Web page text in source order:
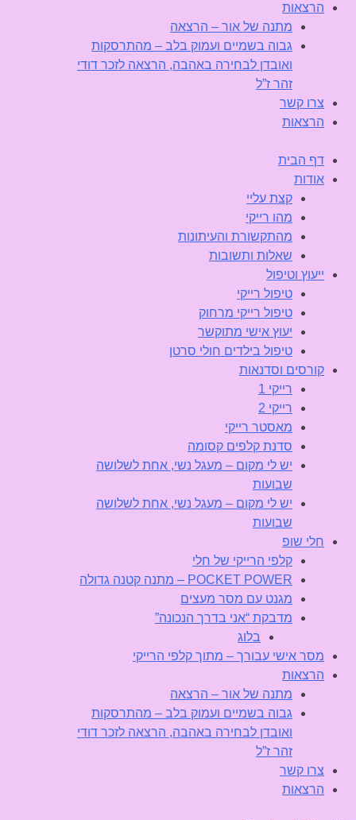
הרצאות
מתנה של אור – הרצאה
גבוה בשמיים ועמוק בלב – מהתרסקות
ואובדן לבחירה באהבה, הרצאה לזכר דודי
זהר ז”ל
צרו קשר
הרצאות
דף הבית
אודות
קצת עליי
מהו רייקי
מהתקשורת והעיתונות
שאלות ותשובות
ייעוץ וטיפול
טיפול רייקי
טיפול רייקי מרחוק
יעוץ אישי מתוקשר
טיפול בילדים חולי סרטן
קורסים וסדנאות
רייקי 1
רייקי 2
מאסטר רייקי
סדנת קלפים קסומה
יש לי מקום – מעגל נשי, אחת לשלושה
שבועות
יש לי מקום – מעגל נשי, אחת לשלושה
שבועות
חלי שופ
קלפי הרייקי של חלי
POCKET POWER – מתנה קטנה גדולה
מגנט עם מסר מעצים
מדבקת “אני בדרך הנכונה”
בלוג
מסר אישי עבורך – מתוך קלפי הרייקי
הרצאות
מתנה של אור – הרצאה
גבוה בשמיים ועמוק בלב – מהתרסקות
ואובדן לבחירה באהבה, הרצאה לזכר דודי
זהר ז”ל
צרו קשר
הרצאות